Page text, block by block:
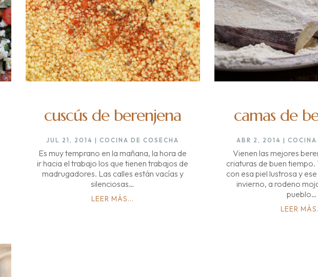
cuscús de berenjena
JUL 21, 2014 |COCINA DE COSECHA
Es muy temprano en la mañana, la hora de
ir hacia el trabajo los que tienen trabajos de
madrugadores. Las calles están vacías y
silenciosas…
LEER MÁS...
camas de
ABR 2, 2014 | COCINA
Vienen las mejores
criaturas de buen tiempo.
con esa piel lustrosa y
invierno, a rodeno
pueblo…
LEER